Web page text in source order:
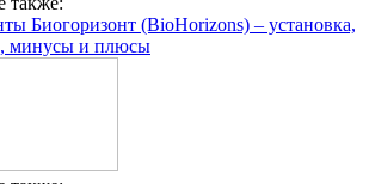
Биогоризонт (BioHorizons) – установка,
минусы и плюсы